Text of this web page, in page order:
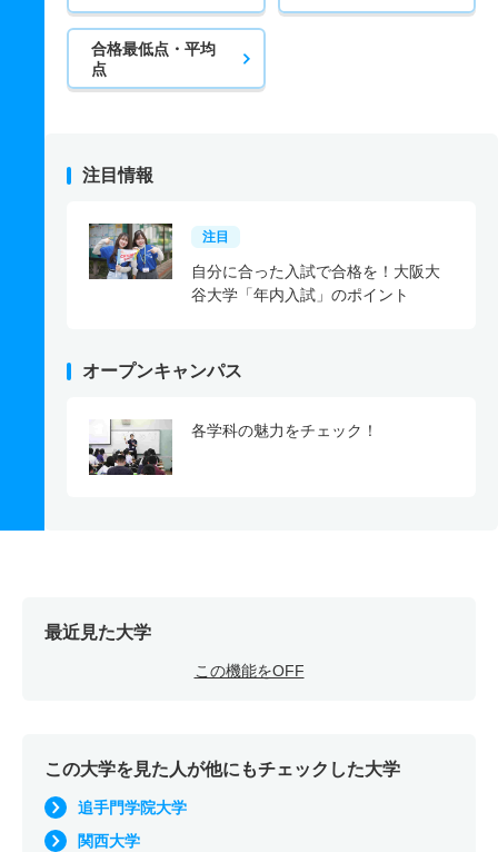
合格最低点・平均
点
注目情報
注目
自分に合った入試で合格を！大阪大
谷大学「年内入試」のポイント
オープンキャンパス
各学科の魅力をチェック！
最近見た大学
この機能をOFF
この大学を見た人が他にもチェックした大学
追手門学院大学
関西大学